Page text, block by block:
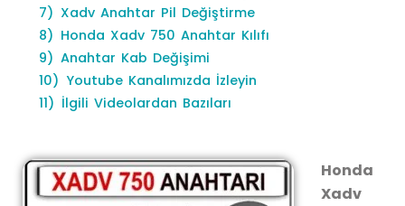
7) Xadv Anahtar Pil Değiştirme
8) Honda Xadv 750 Anahtar Kılıfı
9) Anahtar Kab Değişimi
10) Youtube Kanalımızda İzleyin
11) İlgili Videolardan Bazıları
Honda
Xadv